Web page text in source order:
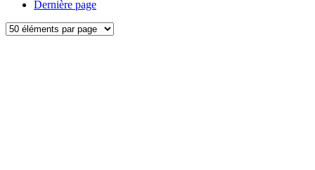
Dernière page